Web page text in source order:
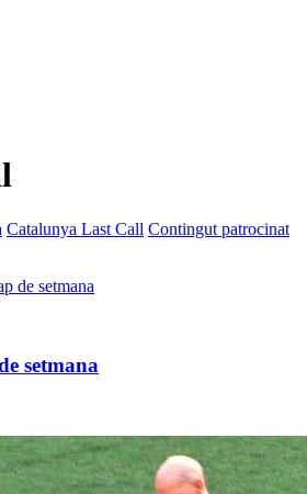
Catalunya Last Call Contingut patrocinat
setmana